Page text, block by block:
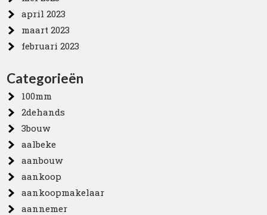
april 2023
maart 2023
februari 2023
Categorieën
100mm
2dehands
3bouw
aalbeke
aanbouw
aankoop
aankoopmakelaar
aannemer